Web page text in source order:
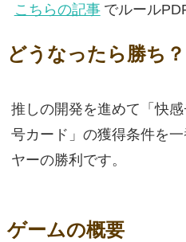
こちらの記事 でルール
どうなったら勝ち？
推しの開発を進めて「快
号カード」の獲得条件を
ヤーの勝利です。
ゲームの概要